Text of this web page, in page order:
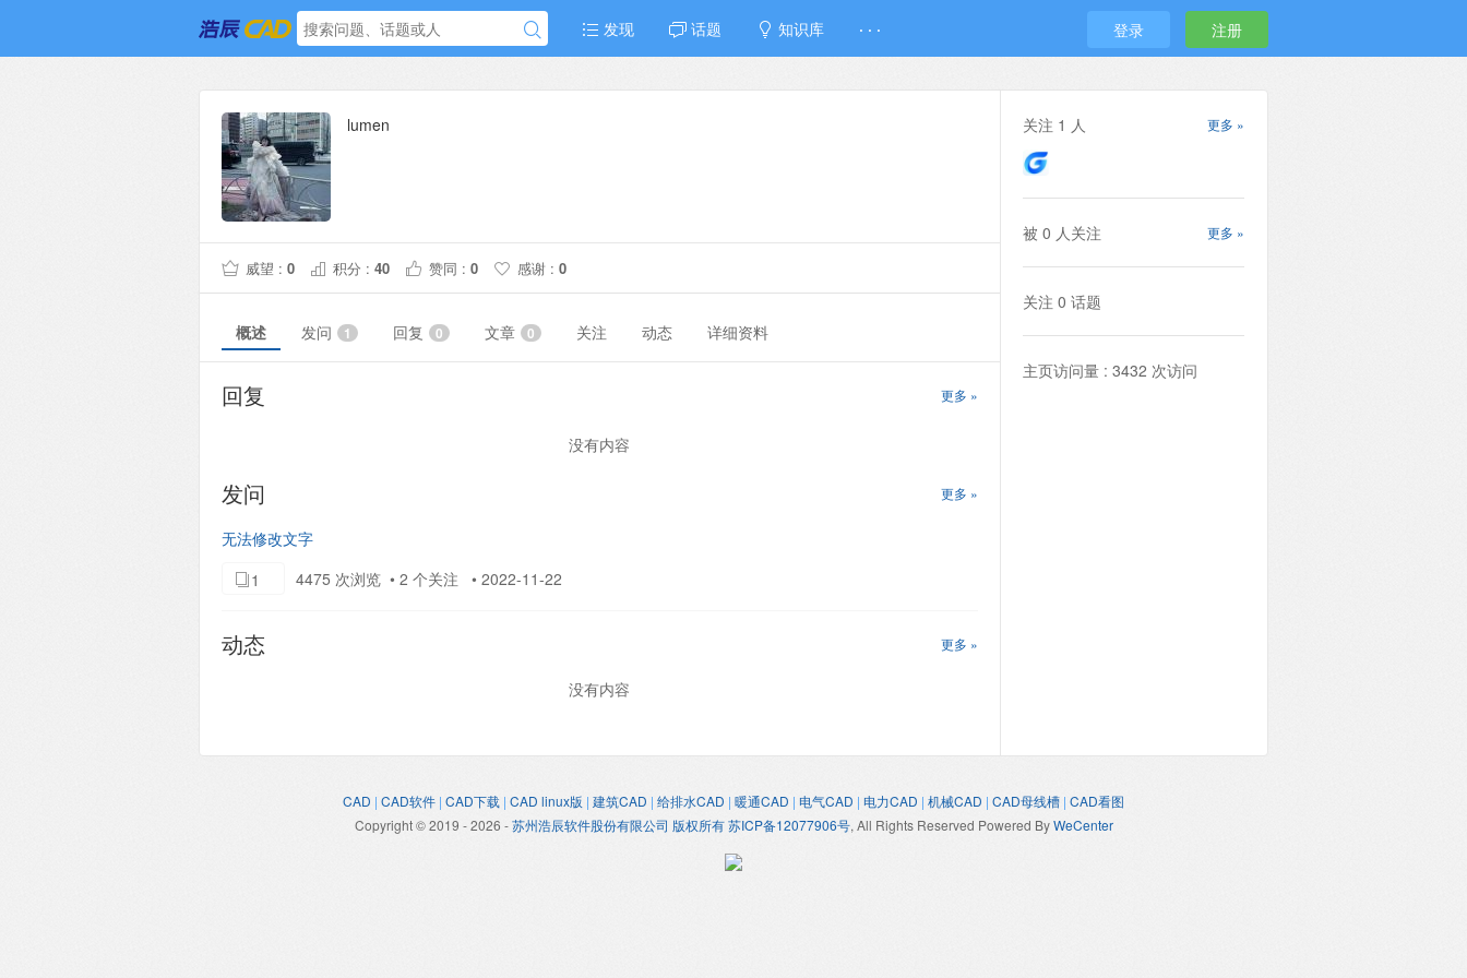
发现 话题 知识库 · · · 登录 注册
lumen
威望 : 0 积分 : 40 赞同 : 0 感谢 : 0
概述 发问 1 回复 0 文章 0 关注 动态 详细资料
更多 »
回复
没有内容
更多 »
发问
无法修改文字
1
4475 次浏览 • 2 个关注 • 2022-11-22
更多 »
动态
没有内容
更多 »
关注 1 人
更多 »
被 0 人关注
关注 0 话题
主页访问量 : 3432 次访问
CAD | CAD软件 | CAD下载 | CAD linux版 | 建筑CAD | 给排水CAD | 暖通CAD | 电气CAD | 电力CAD | 机械CAD | CAD母线槽 | CAD看图
Copyright © 2019 - 2026 -苏州浩辰软件股份有限公司 版权所有 苏ICP备12077906号, All Rights Reserved Powered ByWeCenter